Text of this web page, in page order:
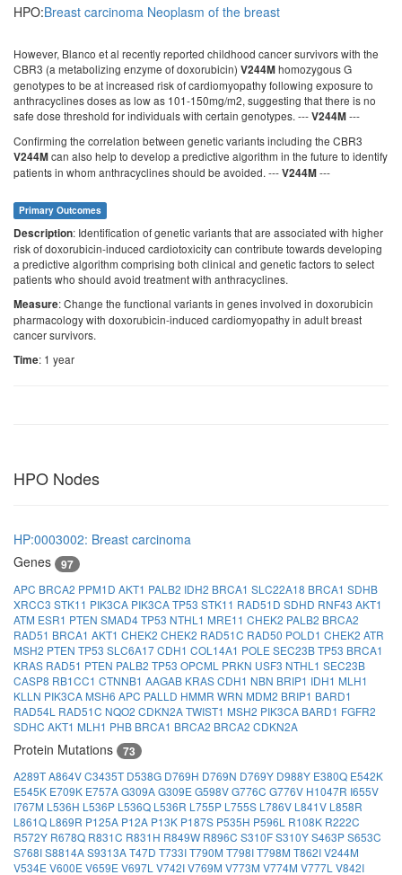
HPO:Breast carcinoma Neoplasm of the breast
However, Blanco et al recently reported childhood cancer survivors with the
CBR3 (a metabolizing enzyme of doxorubicin) V244Mhomozygous G
genotypes to be at increased risk of cardiomyopathy following exposure to
anthracyclines doses as low as 101-150mg/m2, suggesting that there is no
safe dose threshold for individuals with certain genotypes. ---V244M---
Confirming the correlation between genetic variants including the CBR3
V244Mcan also help to develop a predictive algorithm in the future to identify
patients in whom anthracyclines should be avoided. ---V244M---
Primary Outcomes
Description: Identification of genetic variants that are associated with higher
risk of doxorubicin-induced cardiotoxicity can contribute towards developing
a predictive algorithm comprising both clinical and genetic factors to select
patients who should avoid treatment with anthracyclines.
Measure: Change the functional variants in genes involved in doxorubicin
pharmacology with doxorubicin-induced cardiomyopathy in adult breast
cancer survivors.
Time: 1 year
HPO Nodes
HP:0003002: Breast carcinoma
Genes
97
APC BRCA2 PPM1D AKT1 PALB2 IDH2 BRCA1 SLC22A18 BRCA1 SDHB
XRCC3 STK11 PIK3CA PIK3CATP53 STK11 RAD51D SDHD RNF43 AKT1
ATM ESR1 PTEN SMAD4TP53 NTHL1 MRE11 CHEK2 PALB2 BRCA2
RAD51 BRCA1 AKT1 CHEK2 CHEK2 RAD51C RAD50 POLD1 CHEK2 ATR
MSH2 PTEN TP53 SLC6A17CDH1 COL14A1 POLE SEC23BTP53 BRCA1
KRAS RAD51 PTEN PALB2 TP53 OPCML PRKN USF3 NTHL1 SEC23B
CASP8 RB1CC1 CTNNB1 AAGAB KRASCDH1 NBN BRIP1 IDH1 MLH1
KLLN PIK3CA MSH6 APC PALLD HMMR WRN MDM2 BRIP1 BARD1
RAD54L RAD51C NQO2 CDKN2ATWIST1 MSH2 PIK3CA BARD1 FGFR2
SDHC AKT1 MLH1 PHB BRCA1 BRCA2 BRCA2 CDKN2A
Protein Mutations 73
A289TA864VC3435T D538G D769H D769N D769Y D988Y E380Q E542K
E545K E709K E757AG309AG309E G598VG776C G776V H1047R I655V
I767M L536H L536P L536Q L536R L755P L755S L786V L841V L858R
L861Q L869R P125A P12A P13K P187S P535H P596L R108K R222C
R572Y R678Q R831C R831H R849W R896C S310FS310YS463PS653C
S768IS8814AS9313AT47D T733IT790M T798IT798M T862IV244M
V534E V600E V659E V697L V742IV769M V773M V774M V777L V842I